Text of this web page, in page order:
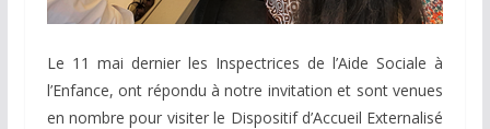
Le 11 mai dernier les Inspectrices de l’Aide Sociale à
l’Enfance, ont répondu à notre invitation et sont venues
en nombre pour visiter le Dispositif d’Accueil Externalisé